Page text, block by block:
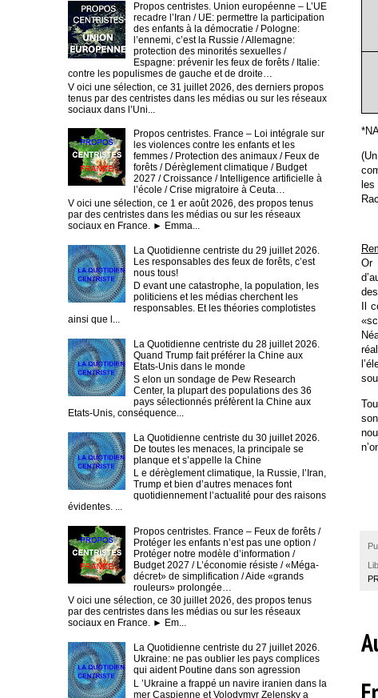
Or
Il
Propos centristes. Union européenne – L’UE
recadre l’Iran / UE: permettre la participation
des enfants à la démocratie / Pologne:
l’ennemi, c’est la Russie / Allemagne:
protection des minorités sexuelles /
Espagne: prévenir les feux de forêts / Italie:
contre les populismes de gauche et de droite…
V oici une sélection, ce 31 juillet 2026, des derniers propos
tenus par des centristes dans les médias ou sur les réseaux
sociaux dans l’Uni...
Propos centristes. France – Loi intégrale sur
les violences contre les enfants et les
femmes / Protection des animaux / Feux de
forêts / Dérèglement climatique / Budget
2027 / Croissance / Intelligence artificielle à
l’école / Crise migratoire à Ceuta…
V oici une sélection, ce 1 er août 2026, des propos tenus
par des centristes dans les médias ou sur les réseaux
sociaux en France. ► Emma...
La Quotidienne centriste du 29 juillet 2026.
Les responsables des feux de forêts, c’est
nous tous!
D evant une catastrophe, la population, les
politiciens et les médias cherchent les
responsables. Et les théories complotistes
ainsi que l...
La Quotidienne centriste du 28 juillet 2026.
Quand Trump fait préférer la Chine aux
Etats-Unis dans le monde
S elon un sondage de Pew Research
Center, la plupart des populations des 36
pays sélectionnés préfèrent la Chine aux
Etats-Unis, conséquence...
La Quotidienne centriste du 30 juillet 2026.
De toutes les menaces, la principale se
planque et s’appelle la Chine
L e dérèglement climatique, la Russie, l’Iran,
Trump et bien d’autres menaces font
quotidiennement l’actualité pour des raisons
évidentes. ...
Propos centristes. France – Feux de forêts /
Protéger les enfants n’est pas une option /
Protéger notre modèle d’information /
Budget 2027 / L’économie résiste / «Méga-
décret» de simplification / Aide «grands
rouleurs» prolongée…
V oici une sélection, ce 30 juillet 2026, des propos tenus
par des centristes dans les médias ou sur les réseaux
sociaux en France. ► Em...
La Quotidienne centriste du 27 juillet 2026.
Ukraine: ne pas oublier les pays complices
qui aident Poutine dans son agression
L ’Ukraine a frappé un navire iranien dans la
mer Caspienne et Volodymyr Zelensky a